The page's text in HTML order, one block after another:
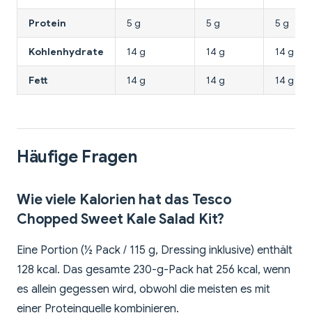
Protein 5 g 5 g 5 g
Kohlenhydrate 14 g 14 g 14 g
Fett 14 g 14 g 14 g
Häufige Fragen
Wie viele Kalorien hat das Tesco
Chopped Sweet Kale Salad Kit?
Eine Portion (½ Pack / 115 g, Dressing inklusive) enthält
128 kcal. Das gesamte 230-g-Pack hat 256 kcal, wenn
es allein gegessen wird, obwohl die meisten es mit
einer Proteinquelle kombinieren.